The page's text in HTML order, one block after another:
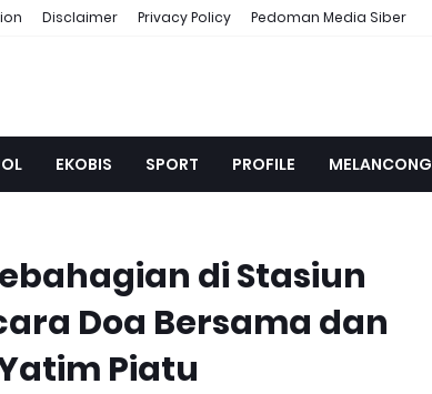
Disclaimer Privacy Policy Pedoman Media Siber
EKOBIS SPORT PROFILE MELANCONG
di Stasiun
Doa Bersama dan
Piatu